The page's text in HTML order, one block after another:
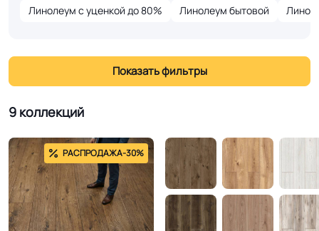
Линолеум с уценкой до 80% Линолеум бытовой
Показать фильтры
9 коллекций
РАСПРОДАЖА-30%